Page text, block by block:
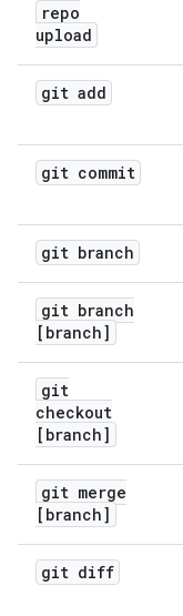
repo
upload
git add
git commit
git branch
git branch
[branch]
git
checkout
[branch]
git merge
[branch]
git diff